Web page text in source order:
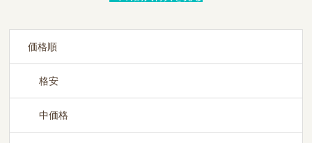
価格順
格安
中価格